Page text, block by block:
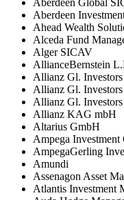
Aberdeen Global
Aberdeen
Ahead Wealth
Alceda Fund
Alger SICAV
AllianceBernstein
Allianz Gl.
Allianz Gl.
Allianz Gl.
Allianz KAG mbH
Altarius GmbH
Ampega Investment
AmpegaGerling
Amundi
Assenagon Asset
Atlantis Investment